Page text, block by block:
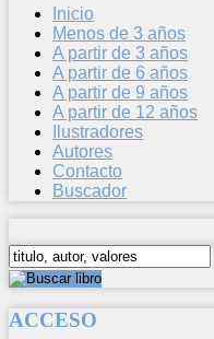
Inicio
Menos de 3 años
A partir de 3 años
A partir de 6 años
A partir de 9 años
A partir de 12 años
Ilustradores
Autores
Contacto
Buscador
ACCESO